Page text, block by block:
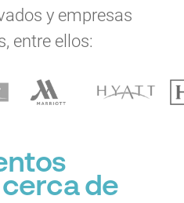
y empresas
entre ellos:
de